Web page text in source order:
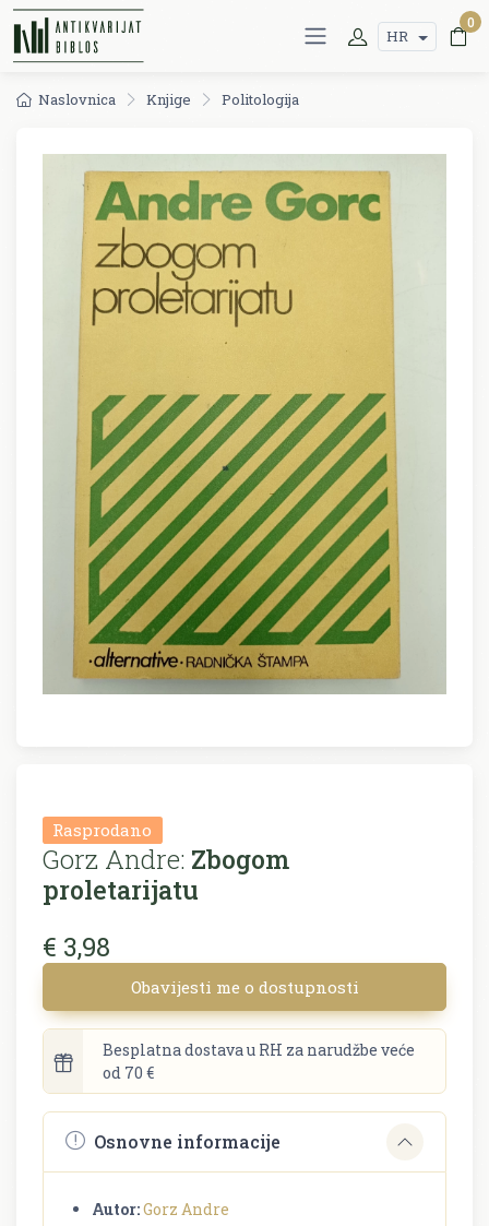
HR
0
Naslovnica Knjige Politologija
Rasprodano
Gorz Andre: Zbogom
proletarijatu
€ 3,98
Obavijesti me o dostupnosti
Besplatna dostava u RH za narudžbe veće
od 70 €
Osnovne informacije
Autor:Gorz Andre